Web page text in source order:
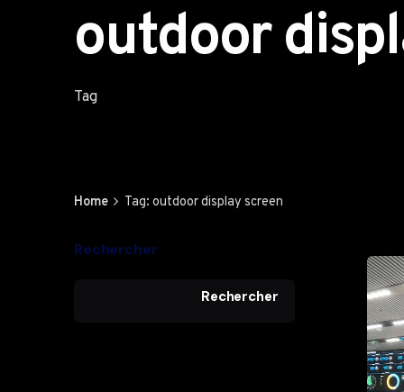
outdoor
Tag
Home Tag: outdoor display screen
Rechercher
Rechercher